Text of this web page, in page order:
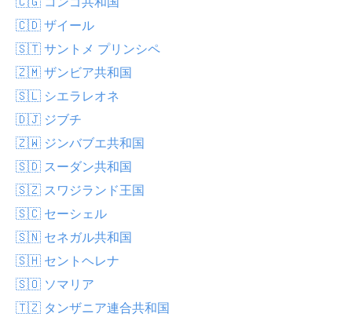
🇨🇩 ザイール
🇸🇹 サントメ プリンシペ
🇿🇲 ザンビア共和国
🇸🇱 シエラレオネ
🇩🇯 ジブチ
🇿🇼 ジンバブエ共和国
🇸🇩 スーダン共和国
🇸🇿 スワジランド王国
🇸🇨 セーシェル
🇸🇳 セネガル共和国
🇸🇭 セントヘレナ
🇸🇴 ソマリア
🇹🇿 タンザニア連合共和国